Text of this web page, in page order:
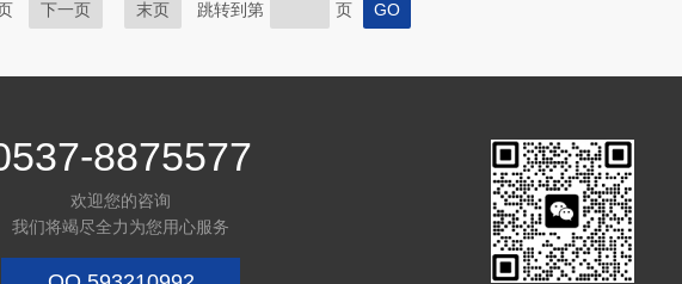
下一页 末页 跳转到第 页
8875577
欢迎您的咨询
我们将竭尽全力为您用心服务